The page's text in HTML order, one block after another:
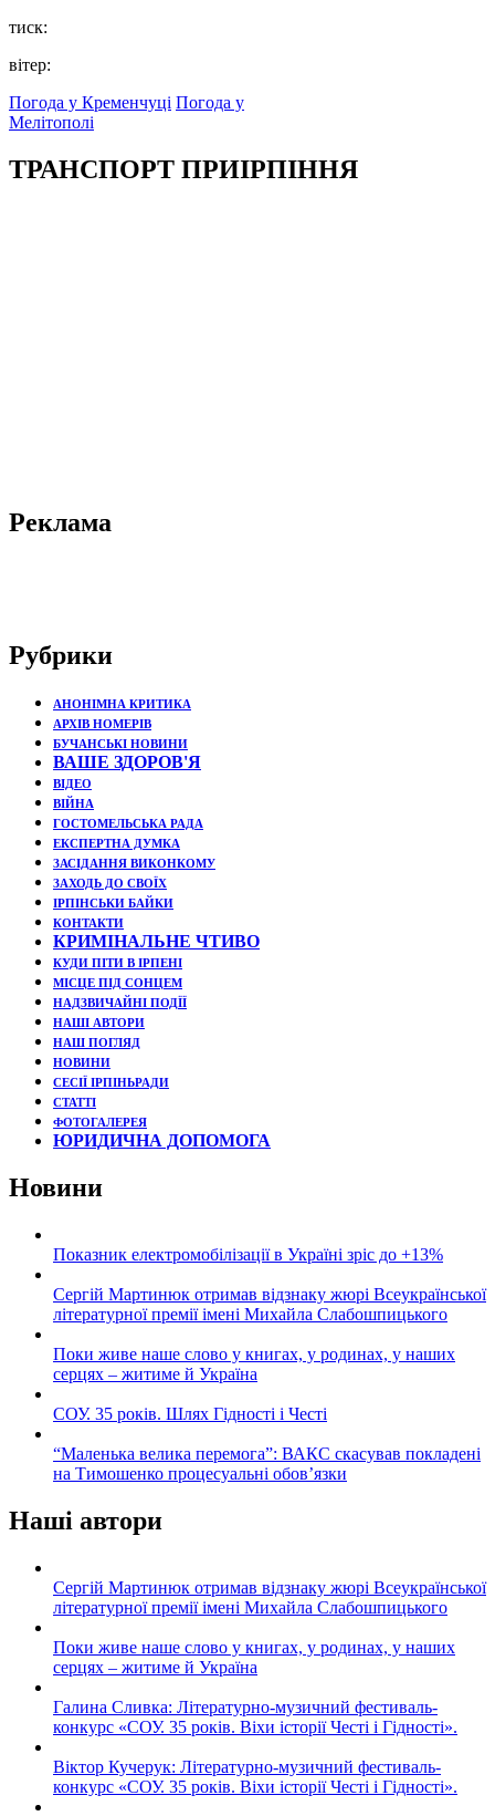
тиск:
вітер:
Погода у Кременчуці Погода у
Мелітополі
ТРАНСПОРТ ПРИІРПІННЯ
Реклама
Рубрики
АНОНІМНА КРИТИКА
АРХІВ НОМЕРІВ
БУЧАНСЬКІ НОВИНИ
ВАШЕ ЗДОРОВ'Я
ВІДЕО
ВІЙНА
ГОСТОМЕЛЬСЬКА РАДА
ЕКСПЕРТНА ДУМКА
ЗАСІДАННЯ ВИКОНКОМУ
ЗАХОДЬ ДО СВОЇХ
ІРПІНСЬКИ БАЙКИ
КОНТАКТИ
КРИМІНАЛЬНЕ ЧТИВО
КУДИ ПІТИ В ІРПЕНІ
МІСЦЕ ПІД СОНЦЕМ
НАДЗВИЧАЙНІ ПОДЇЇ
НАШІ АВТОРИ
НАШ ПОГЛЯД
НОВИНИ
СЕСІЇ ІРПІНЬРАДИ
СТАТТІ
ФОТОГАЛЕРЕЯ
ЮРИДИЧНА ДОПОМОГА
Новини
Показник електромобілізації в Україні зріс до +13%
Сергій Мартинюк отримав відзнаку жюрі Всеукраїнської
літературної премії імені Михайла Слабошпицького
Поки живе наше слово у книгах, у родинах, у наших
серцях – житиме й Україна
СОУ. 35 років. Шлях Гідності і Честі
“Маленька велика перемога”: ВАКС скасував покладені
на Тимошенко процесуальні обов’язки
Наші автори
Сергій Мартинюк отримав відзнаку жюрі Всеукраїнської
літературної премії імені Михайла Слабошпицького
Поки живе наше слово у книгах, у родинах, у наших
серцях – житиме й Україна
Галина Сливка: Літературно-музичний фестиваль-
конкурс «СОУ. 35 років. Віхи історії Честі і Гідності».
Віктор Кучерук: Літературно-музичний фестиваль-
конкурс «СОУ. 35 років. Віхи історії Честі і Гідності».